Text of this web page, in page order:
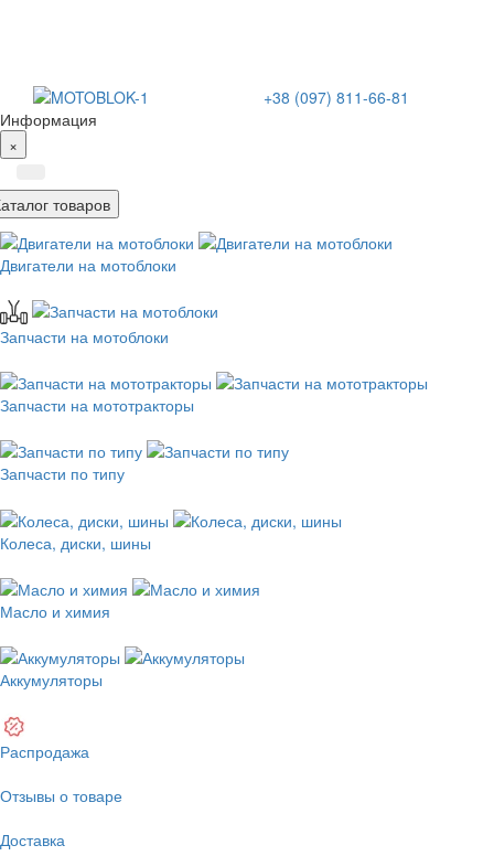
+38 (097) 811-66-81
Информация
×
товаров
Двигатели на мотоблоки
Запчасти на мотоблоки
Запчасти на мототракторы
Запчасти по типу
Колеса, диски, шины
Масло и химия
Аккумуляторы
Распродажа
Отзывы о товаре
Доставка